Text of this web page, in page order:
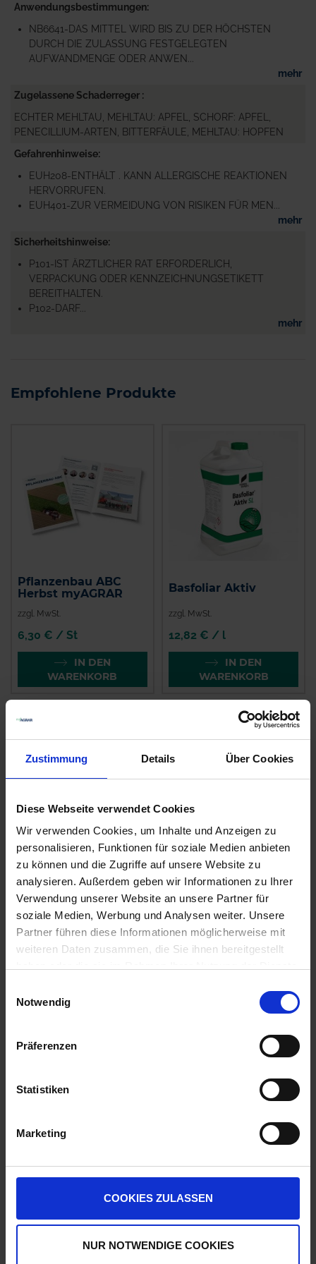
Zustimmung Details Über Cookies
Diese Webseite verwendet Cookies
Wir verwenden Cookies, um Inhalte und Anzeigen zu
personalisieren, Funktionen für soziale Medien anbieten
zu können und die Zugriffe auf unsere Website zu
analysieren. Außerdem geben wir Informationen zu Ihrer
Verwendung unserer Website an unsere Partner für
soziale Medien, Werbung und Analysen weiter. Unsere
Partner führen diese Informationen möglicherweise mit
weiteren Daten zusammen, die Sie ihnen bereitgestellt
Notwendig
Präferenzen
Statistiken
Marketing
COOKIES ZULASSEN
NUR NOTWENDIGE COOKIES
Anwendungsbestimmungen
NB6641-DAS MITTEL WIRD BIS ZU DER HÖCHSTEN
DURCH DIE ZULASSUNG FESTGELEGTEN
AUFWANDMENGE ODER ANWEN...
mehr
Zugelassene Schaderreger
ECHTER MEHLTAU, MEHLTAU: APFEL, SCHORF: APFEL,
PENECILLIUM-ARTEN, BITTERFÄULE, MEHLTAU: HOPFEN
Gefahrenhinweise
EUH208-ENTHÄLT . KANN ALLERGISCHE REAKTIONEN
HERVORRUFEN.
EUH401-ZUR VERMEIDUNG VON RISIKEN FÜR MEN...
mehr
Sicherheitshinweise
P101-IST ÄRZTLICHER RAT ERFORDERLICH,
VERPACKUNG ODER KENNZEICHNUNGSETIKETT
BEREITHALTEN.
P102-DARF...
mehr
Empfohlene Produkte
Pflanzenbau ABC
Herbst myAGRAR
zzgl. MwSt.
6,30 € / St
IN DEN
WARENKORB
Basfoliar Aktiv
zzgl. MwSt.
12,82 € / l
IN DEN
WARENKORB
Lebosol®-nutriplant®
12-4-6
2,60 € / l
IN DEN
WARENKORB
Delan Pro
zzgl. MwSt.
14,54 € / l
ZUM PRODUKT
Luna Sensation